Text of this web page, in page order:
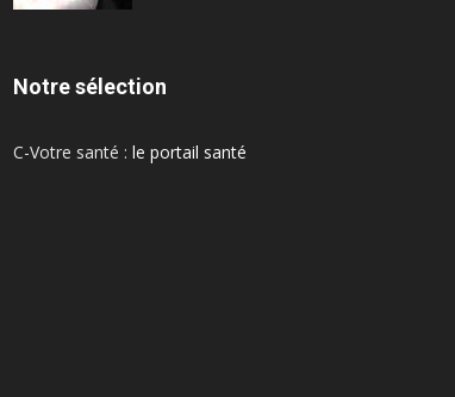
Notre sélection
C-Votre santé : le portail santé